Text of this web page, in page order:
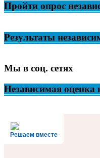
Пройти опрос
Результаты
Мы в соц. сетях
Независимая оценка
Решаем вместе